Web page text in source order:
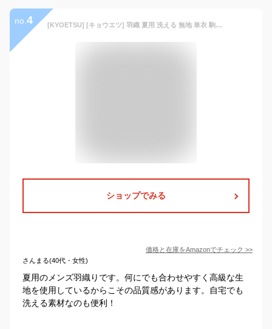
no. 4 [KYOETSU] [キョウエツ] 羽織 夏用 洗える 無地 単衣 駒絽生地 単品 メンズ (L, 柳染)
ショップでみる
価格と在庫をAmazonでチェック >>
さんまる(40代・女性)
夏用のメンズ羽織りです。何にでも合わせやすく高級な生
地を使用しているからこその品質感があります。自宅でも
洗える素材なのも便利！